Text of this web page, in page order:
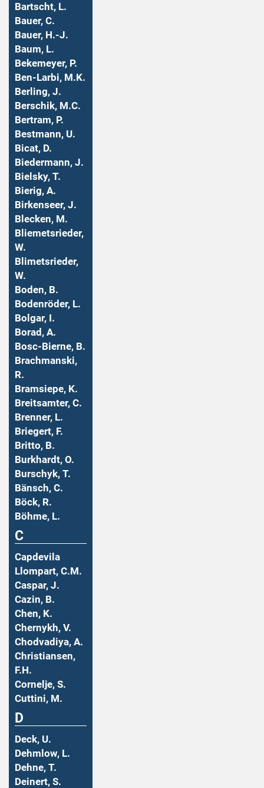
Bartscht, L.
Bauer, C.
Bauer, H.-J.
Baum, L.
Bekemeyer, P.
Ben-Larbi, M.K.
Berling, J.
Berschik, M.C.
Bertram, P.
Bestmann, U.
Bicat, D.
Biedermann, J.
Bielsky, T.
Bierig, A.
Birkenseer, J.
Blecken, M.
Bliemetsrieder,
W.
Blimetsrieder,
W.
Boden, B.
Bodenröder, L.
Bolgar, I.
Borad, A.
Bosc-Bierne, B.
Brachmanski,
R.
Bramsiepe, K.
Breitsamter, C.
Brenner, L.
Briegert, F.
Britto, B.
Burkhardt, O.
Burschyk, T.
Bänsch, C.
Böck, R.
Böhme, L.
C
Capdevila
Llompart, C.M.
Caspar, J.
Cazin, B.
Chen, K.
Chernykh, V.
Chodvadiya, A.
Christiansen,
F.H.
Cornelje, S.
Cuttini, M.
D
Deck, U.
Dehmlow, L.
Dehne, T.
Deinert, S.